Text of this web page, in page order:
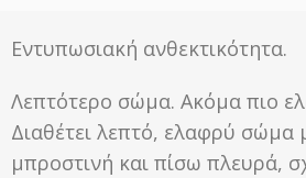
Εντυπωσιακή ανθεκτικότητα.
Λεπτότερο σώμα. Ακόμα πιο
Διαθέτει λεπτό, ελαφρύ σώμα
μπροστινή και πίσω πλευρά,